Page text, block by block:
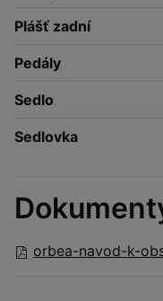
Plášť zadní
Pedály
Sedlo
Sedlovka
orbea-navod-k-